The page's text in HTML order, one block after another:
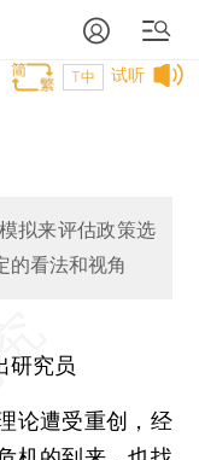
试听
T中
拟来评估政策选
的看法和视角
究员
论遭受重创，经